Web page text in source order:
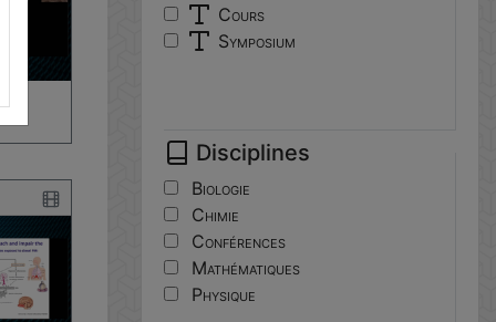
Cours
Symposium
Disciplines
Biologie
Chimie
Conférences
Mathématiques
Physique